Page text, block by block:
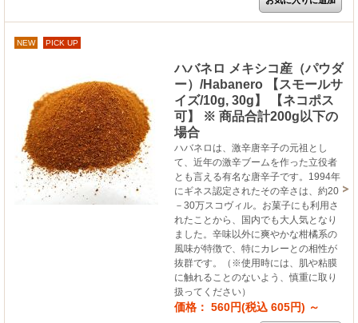
NEW PICK UP
ハバネロ メキシコ産（パウダ
ー）/Habanero 【スモールサ
イズ/10g, 30g】 【ネコポス
可】 ※ 商品合計200g以下の
場合
ハバネロは、激辛唐辛子の元祖とし
て、近年の激辛ブームを作った立役者
とも言える有名な唐辛子です。1994年
にギネス認定されたその辛さは、約20
－30万スコヴィル。お菓子にも利用さ
れたことから、国内でも大人気となり
ました。辛味以外に爽やかな柑橘系の
風味が特徴で、特にカレーとの相性が
抜群です。（※使用時には、肌や粘膜
に触れることのないよう、慎重に取り
扱ってください）
価格： 560円(税込 605円) ～